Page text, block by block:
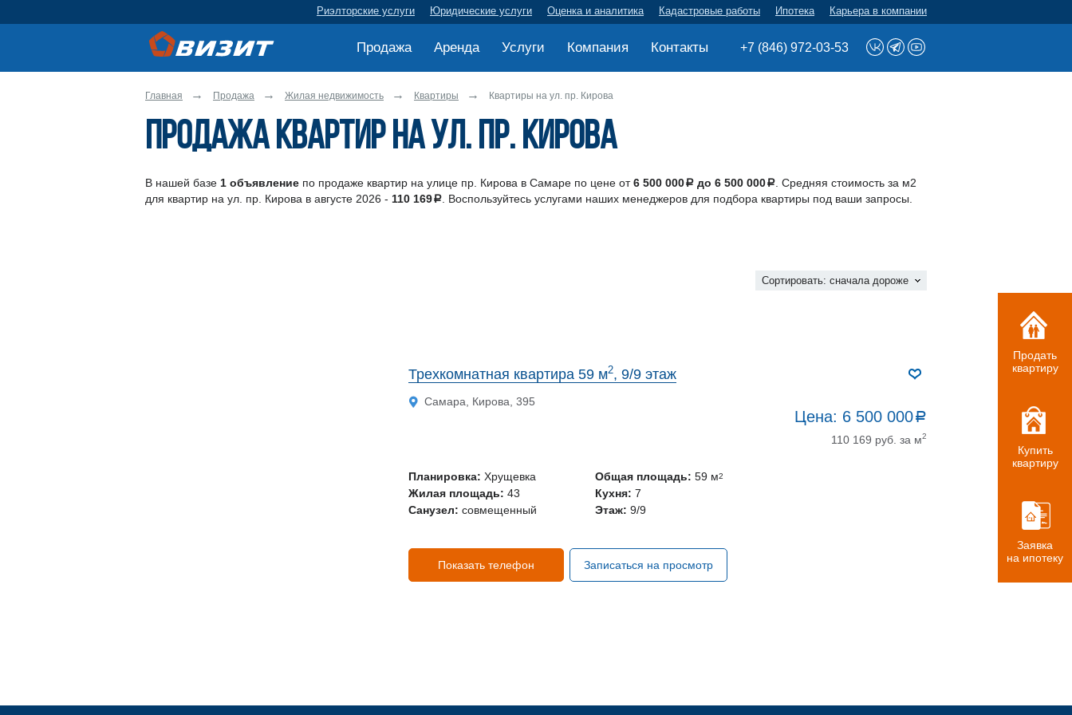
Риэлторские услуги Юридические услуги Оценка и аналитика Кадастровые работы Ипотека Карьера в компании
+7 (846) 972-03-53
Продажа Аренда Услуги Компания Контакты
Главная Продажа Жилая недвижимость Квартиры Квартиры на ул. пр. Кирова
Продажа квартир на ул. пр. Кирова
В нашей базе 1 объявление по продаже квартир на улице пр. Кирова в Самаре по цене от6 500 000 a
руб.
до 6 500 000 a
руб.
. Средняя стоимость за м2
для квартир на ул. пр. Кирова в августе 2026 - 110 169 a . Воспользуйтесь услугами наших менеджеров для подбора квартиры под ваши запросы.
Сортировать: сначала дороже
Трехкомнатная квартира 59 м2, 9/9 этаж
Самара, Кирова, 395
Цена: 6 500 000 a
110 169 руб. за м2
Планировка: Хрущевка Общая площадь: 59 м2
Жилая площадь: 43 Кухня: 7
Санузел: совмещенный Этаж: 9/9
Показать телефон Записаться на просмотр
Продать
квартиру
Купить
квартиру
Заявка
на ипотеку